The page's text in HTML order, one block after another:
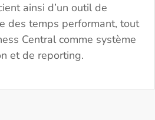
ainsi d’un outil de
des temps performant, tout
Central comme système
et de reporting.